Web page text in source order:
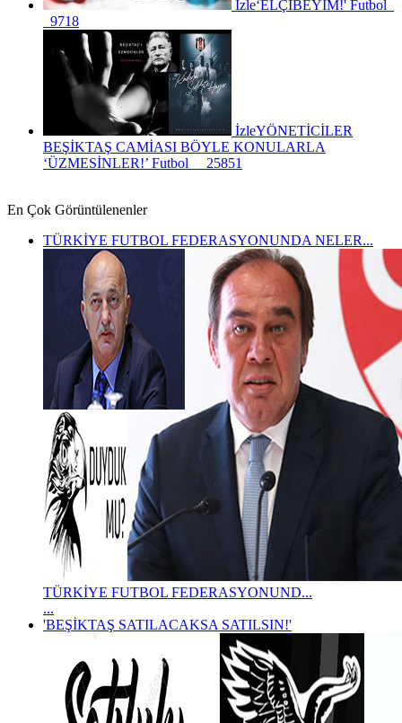
İzle‘ELÇİBEYİM!' Futbol
9718
İzleYÖNETİCİLER
BEŞİKTAŞ CAMİASI BÖYLE KONULARLA
‘ÜZMESİNLER!’ Futbol 25851
En Çok Görüntülenenler
TÜRKİYE FUTBOL FEDERASYONUNDA NELER...
TÜRKİYE FUTBOL FEDERASYONUND...
...
'BEŞİKTAŞ SATILACAKSA SATILSIN!'